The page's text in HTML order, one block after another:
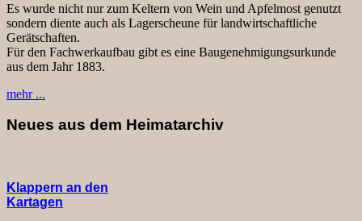
Es wurde nicht nur zum Keltern von Wein und Apfelmost genutzt
sondern diente auch als Lagerscheune für landwirtschaftliche
Gerätschaften.
Für den Fachwerkaufbau gibt es eine Baugenehmigungsurkunde
aus dem Jahr 1883.
mehr ...
Neues aus dem Heimatarchiv
Klappern an den
Kartagen